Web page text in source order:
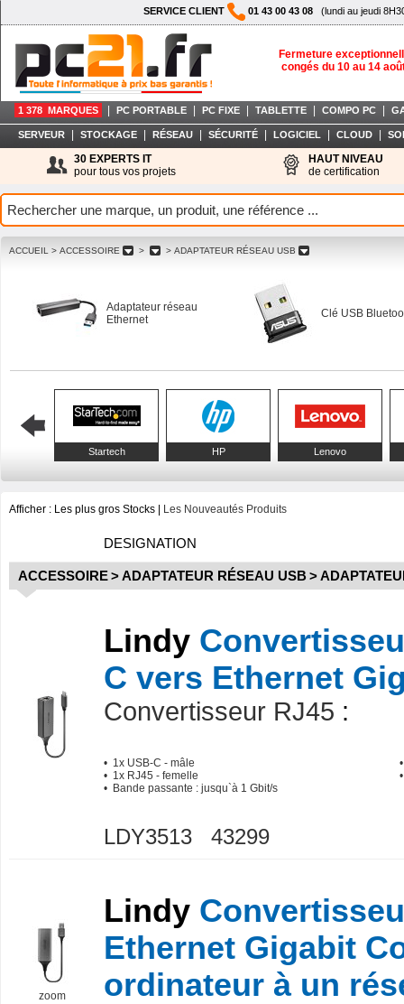
SERVICE CLIENT 01 43 00 43 08 (lundi au jeudi
Fermeture
congés du 10 au 14
1 378 MARQUES PC PORTABLE PC FIXE TABLETTE COMPO PC
SERVEUR STOCKAGE RÉSEAU SÉCURITÉ LOGICIEL CLOUD
30 EXPERTS IT
pour tous vos projets
HAUT NIVEAU
de certification
ACCUEIL > ACCESSOIRE > > ADAPTATEUR RÉSEAU USB
Adaptateur réseau
Ethernet
Clé USB
Startech HP Lenovo
Afficher : Les plus gros Stocks Les Nouveautés Produits
DESIGNATION
ACCESSOIRE>ADAPTATEUR RÉSEAU USB>
Lindy
C vers Ethernet
Convertisseur RJ45 :
• 1x USB-C - mâle
• 1x RJ45 - femelle
• Bande passante : jusqu`à 1 Gbit/s
LDY3513 43299
zoom
Lindy
Ethernet Gigabit
ordinateur à un